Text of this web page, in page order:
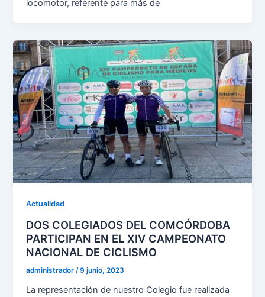
locomotor, referente para más de
Actualidad
DOS COLEGIADOS DEL COMCÓRDOBA
PARTICIPAN EN EL XIV CAMPEONATO
NACIONAL DE CICLISMO
administrador /9 junio, 2023
La representación de nuestro Colegio fue realizada